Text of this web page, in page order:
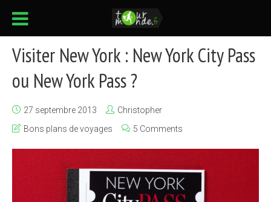
Visiter New York : New York City Pass
ou New York Pass ?
27 septembre 2013
Christopher
Bons plans de voyages
5 Comments